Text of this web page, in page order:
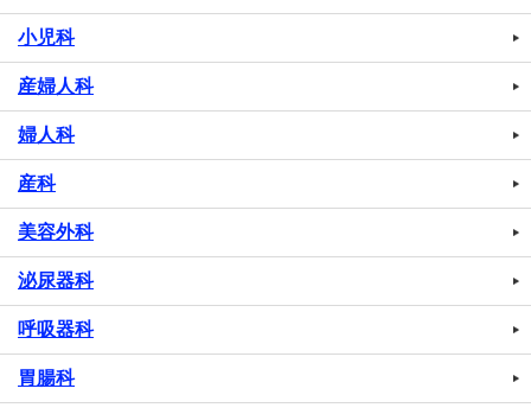
小児科
産婦人科
婦人科
産科
美容外科
泌尿器科
呼吸器科
胃腸科